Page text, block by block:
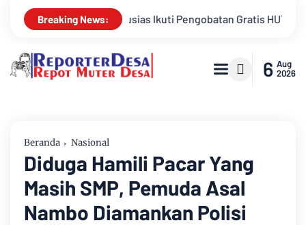
Breaking News:
Antusias Ikuti Pengobatan Gratis HUT HNP Law Office
6 Aug
2026
Beranda Nasional
Diduga Hamili Pacar Yang
Masih SMP, Pemuda Asal
Nambo Diamankan Polisi